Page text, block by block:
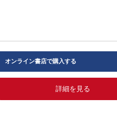
オンライン書店で購入する
詳細を見る